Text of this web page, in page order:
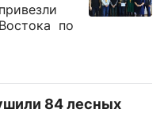
по
84 лесных